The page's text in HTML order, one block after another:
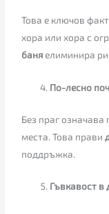
Това е ключов
хора или хора с
баняелиминира
По-лесно
Без праг
места. Това прави
поддръжка.
Гъвкавост в